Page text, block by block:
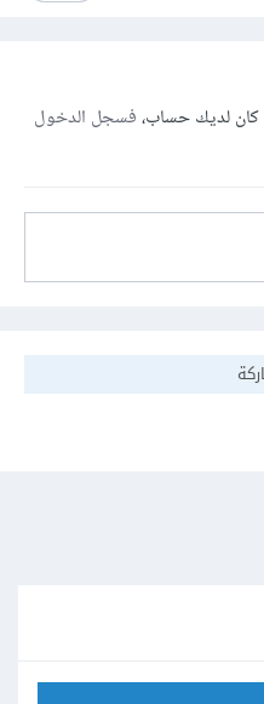
كان لديك حساب،فسجل الدخول